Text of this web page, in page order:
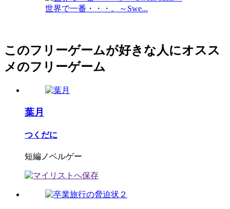
世界で一番・・・。～Swe...
このフリーゲームが好きな人にオスス
メのフリーゲーム
葉月
つくだに
短編ノベルゲー